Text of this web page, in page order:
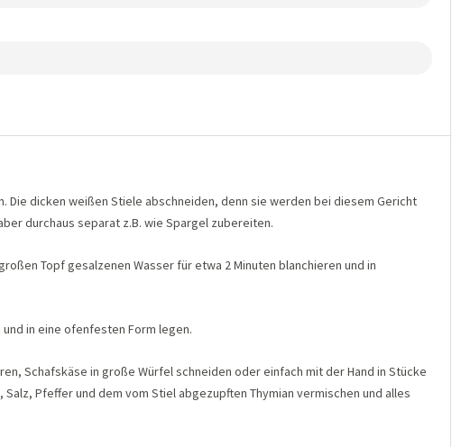
Die dicken weißen Stiele abschneiden, denn sie werden bei diesem Gericht
durchaus separat z.B. wie Spargel zubereiten.
Topf gesalzenen Wasser für etwa 2 Minuten blanchieren und in
in eine ofenfesten Form legen.
Schafskäse in große Würfel schneiden oder einfach mit der Hand in Stücke
Salz, Pfeffer und dem vom Stiel abgezupften Thymian vermischen und alles